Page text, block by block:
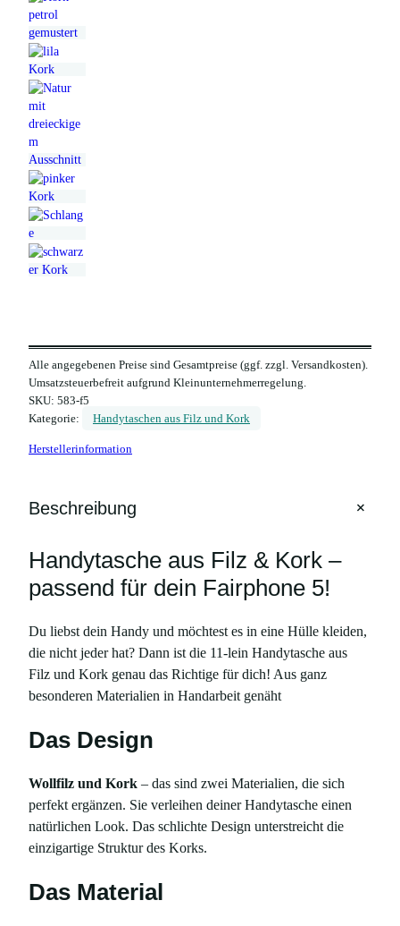
Alle angegebenen Preise sind Gesamtpreise (ggf. zzgl. Versandkosten).
Umsatzsteuerbefreit aufgrund Kleinunternehmerregelung.
SKU: 583-f5
Kategorie:
Handytaschen aus Filz und Kork
Herstellerinformation
Beschreibung +
Handytasche aus Filz & Kork –
passend für dein Fairphone 5!
Du liebst dein Handy und möchtest es in eine Hülle kleiden,
die nicht jeder hat? Dann ist die 11-lein Handytasche aus
Filz und Kork genau das Richtige für dich! Aus ganz
besonderen Materialien in Handarbeit genäht
Das Design
Wollfilz und Kork – das sind zwei Materialien, die sich
perfekt ergänzen. Sie verleihen deiner Handytasche einen
natürlichen Look. Das schlichte Design unterstreicht die
einzigartige Struktur des Korks.
Das Material